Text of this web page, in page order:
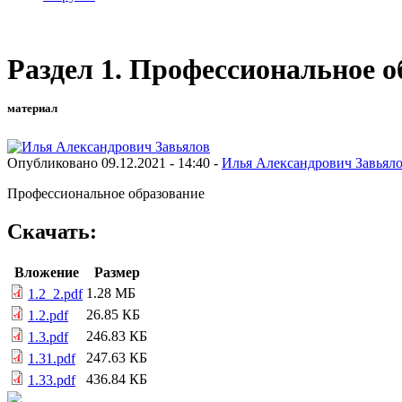
Раздел 1. Профессиональное
материал
Опубликовано 09.12.2021 - 14:40 - Илья Александрович
Профессиональное образование
Скачать:
Вложение
Размер
1.2_2.pdf 1.28 МБ
1.2.pdf
26.85 КБ
1.3.pdf
246.83 КБ
1.31.pdf
247.63 КБ
1.33.pdf
436.84 КБ